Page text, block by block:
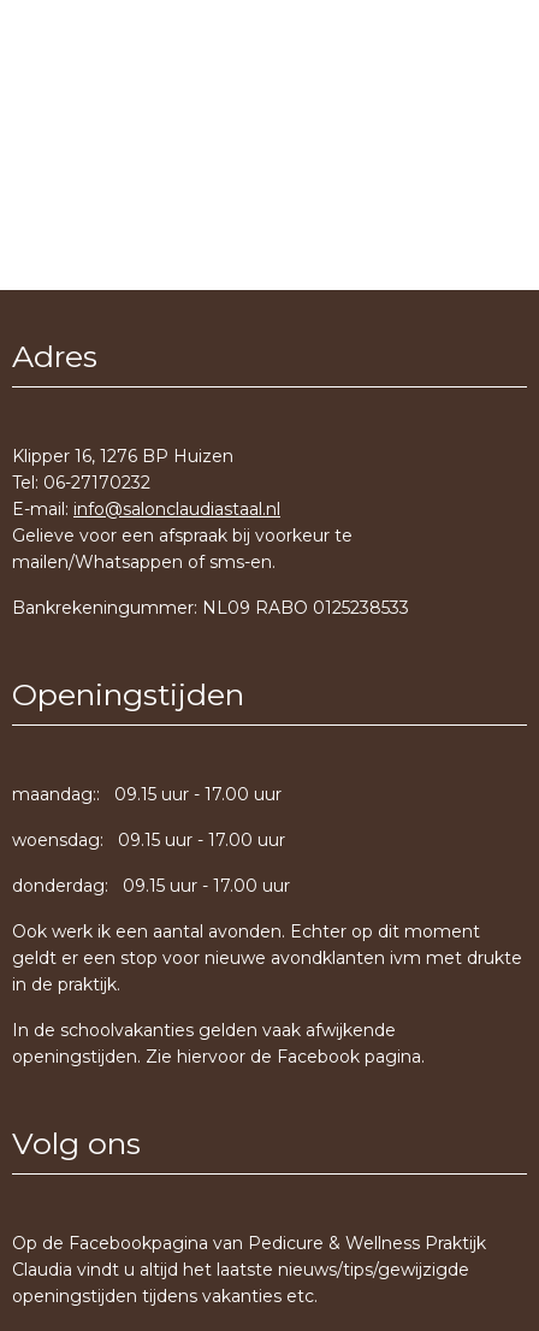
Adres
Klipper 16, 1276 BP Huizen
Tel: 06-27170232
E-mail: info@salonclaudiastaal.nl
Gelieve voor een afspraak bij voorkeur te
mailen/Whatsappen of sms-en.
Bankrekeningummer: NL09 RABO 0125238533
Openingstijden
maandag:: 09.15 uur - 17.00 uur
woensdag: 09.15 uur - 17.00 uur
donderdag: 09.15 uur - 17.00 uur
Ook werk ik een aantal avonden. Echter op dit moment
geldt er een stop voor nieuwe avondklanten ivm met drukte
in de praktijk.
In de schoolvakanties gelden vaak afwijkende
openingstijden. Zie hiervoor de Facebook pagina.
Volg ons
Op de Facebookpagina van Pedicure & Wellness Praktijk
Claudia vindt u altijd het laatste nieuws/tips/gewijzigde
openingstijden tijdens vakanties etc.